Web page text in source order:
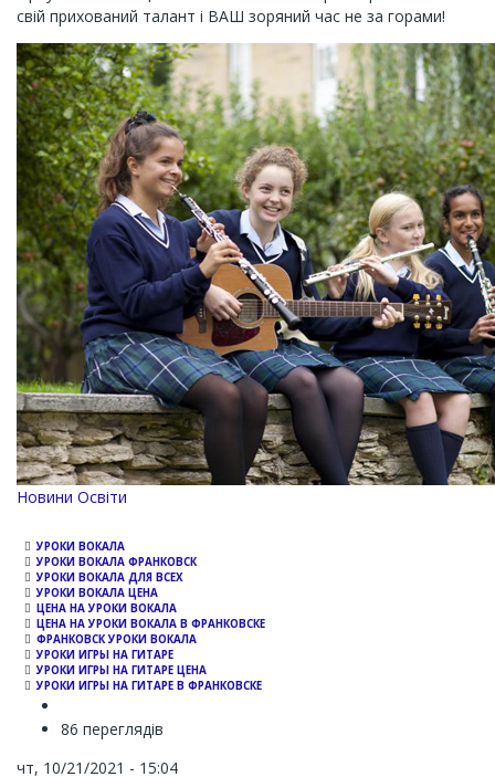
свій прихований талант і ВАШ зоряний час не за горами!
Channel
Новини Освіти
УРОКИ ВОКАЛА
УРОКИ ВОКАЛА ФРАНКОВСК
УРОКИ ВОКАЛА ДЛЯ ВСЕХ
УРОКИ ВОКАЛА ЦЕНА
ЦЕНА НА УРОКИ ВОКАЛА
ЦЕНА НА УРОКИ ВОКАЛА В ФРАНКОВСКЕ
ФРАНКОВСК УРОКИ ВОКАЛА
УРОКИ ИГРЫ НА ГИТАРЕ
УРОКИ ИГРЫ НА ГИТАРЕ ЦЕНА
УРОКИ ИГРЫ НА ГИТАРЕ В ФРАНКОВСКЕ
86 переглядів
чт, 10/21/2021 - 15:04